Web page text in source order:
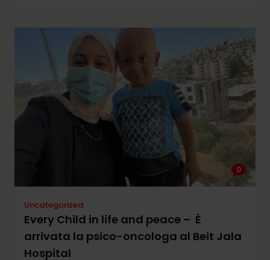
0
Uncategorized
Every Child in life and peace – È
arrivata la psico-oncologa al Beit Jala
Hospital